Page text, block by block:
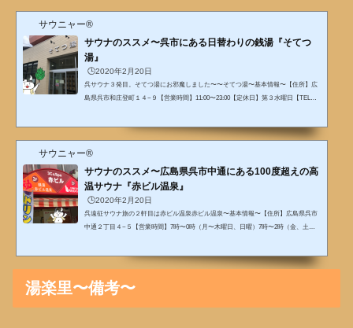
サウニャー®
サウナのススメ〜呉市にある日替わりの銭湯『そてつ
湯』
🕒️2020年2月20日
呉サウナ３発目。そてつ湯にお邪魔しました〜〜そてつ湯〜基本情報〜【住所】広
島県呉市和庄登町１４−９【営業時間】11:00〜23:00【定休日】第３水曜日【TEL】0
が変わる為、露天風呂の日とサウナの日があります。残念ながら私が訪れた日は露
天風呂だった。。。露天風呂の時はサウナが小さめです。事前に電話確認すること
をオススメします！！お分かり頂けただろうか？サウナは...
サウニャー®
サウナのススメ〜広島県呉市中通にある100度超えの高
温サウナ『赤ビル温泉』
🕒️2020年2月20日
呉遠征サウナ旅の２軒目は赤ビル温泉赤ビル温泉〜基本情報〜【住所】広島県呉市
中通２丁目４−５【営業時間】7時〜0時（月〜木曜日、日曜）7時〜2時（金、土）
す。赤ビル温泉〜お風呂情報〜カランは25個あり、壁面のみシャワーが有ります。
銭湯の雰囲気を堪能できる。（使えないのも6個くらいあります。）お風呂は4人く
らいは入れるお風呂が３種類とサウナ、水風呂、地熱温泉があ...
湯楽里〜備考〜